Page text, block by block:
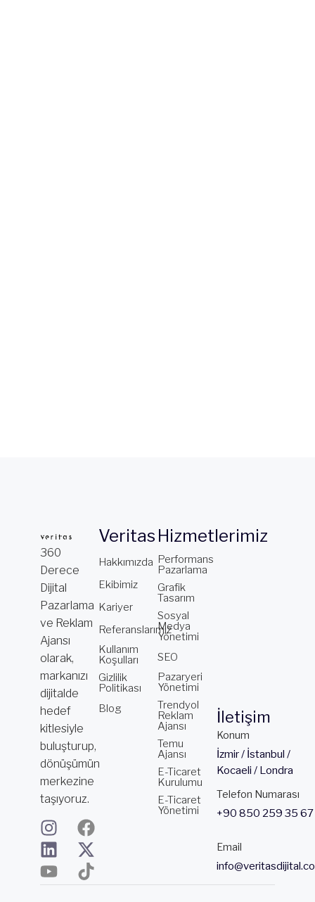
360
Derece
Dijital
Pazarlama
ve Reklam
Ajansı
olarak,
markanızı
dijitalde
hedef
kitlesiyle
buluşturup,
dönüşümün
merkezine
taşıyoruz.
I
n
s
t
F
a
c
e
L
i
n
k
X
-
t
w
Y
o
u
t
T
i
k
t
Veritas
Hakkımızda
Ekibimiz
Kariyer
Referanslarımız
Kullanım
Koşulları
Gizlilik
Politikası
Blog
Hizmetlerimiz
Performans
Pazarlama
Grafik
Tasarım
Sosyal
Medya
Yönetimi
SEO
Pazaryeri
Yönetimi
Trendyol
Reklam
Ajansı
Temu
Ajansı
E-Ticaret
Kurulumu
E-Ticaret
Yönetimi
Konum
İzmir / İstanbul /
Kocaeli / Londra
Telefon Numarası
+90 850 259 35 67
Email
İletişim